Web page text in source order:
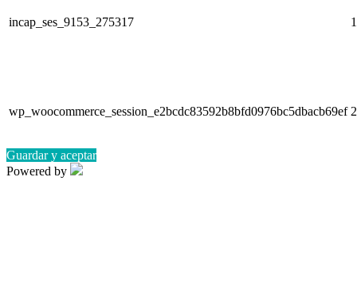
incap_ses_9153_275317
wp_woocommerce_session_e2bcdc83592b8bfd0976bc5dbacb69ef
Guardar y aceptar
Powered by